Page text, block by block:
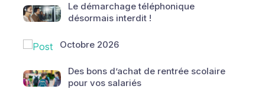
Le démarchage téléphonique
désormais interdit !
Octobre 2026
Des bons d’achat de rentrée scolaire
pour vos salariés